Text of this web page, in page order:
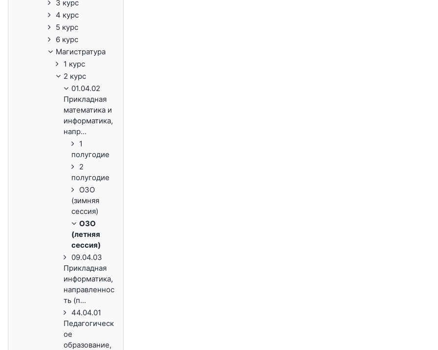
3 курс
4 курс
5 курс
6 курс
Магистратура
1 курс
2 курс
01.04.02
Прикладная
математика и
информатика,
напр...
1
полугодие
2
полугодие
ОЗО
(зимняя
сессия)
ОЗО
(летняя
сессия)
09.04.03
Прикладная
информатика,
направленнос
ть (п...
44.04.01
Педагогическ
ое
образование,